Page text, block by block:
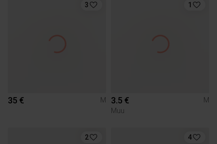
3
35 € M
1
3.5 €
M
Muu
2 4